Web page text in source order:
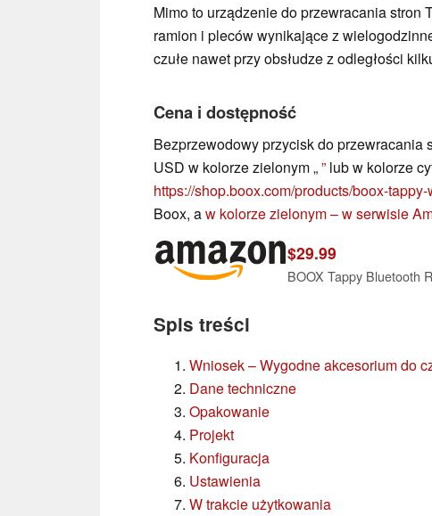
Mimo to urządzenie do przewracania stron
ramion i pleców wynikające z
czułe nawet przy obsłudze z odległości
Cena i dostępność
Bezprzewodowy przycisk do przewracania
USD w kolorze zielonym „” lub w kolorze
https://shop.boox.com/products/boox-
Boox, aw kolorze zielonym – w serwisie
$29.99
BOOX Tappy Bluetooth
Spis treści
Wniosek – Wygodne akcesorium do
Dane techniczne
Opakowanie
Projekt
Konfiguracja
Ustawienia
W trakcie użytkowania